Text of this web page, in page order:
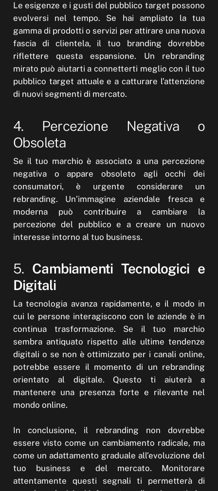
Le esigenze e i gusti del pubblico target possono
evolversi nel tempo. Se hai ampliato la tua
gamma di prodotti o servizi per attirare una nuova
fascia di clientela, il tuo branding dovrebbe
riflettere questa espansione. Un rebranding
mirato può aiutarti a connetterti meglio con il tuo
pubblico target attuale e a catturare l’attenzione
di nuovi segmenti di mercato.
4. Percezione Negativa o
Obsoleta
Se il tuo marchio è associato a una percezione
negativa o appare obsoleto agli occhi dei
consumatori, è urgente considerare un
rebranding. Un’immagine aziendale fresca e
moderna può contribuire a cambiare la
percezione del pubblico e a creare un nuovo
interesse intorno al tuo business.
5. Cambiamenti Tecnologici e
Digitali
La tecnologia avanza rapidamente, e il modo in
cui le persone interagiscono con le aziende è in
continua trasformazione. Se il tuo marchio
sembra antiquato rispetto alle ultime tendenze
digitali o se non è ottimizzato per i canali online,
potrebbe essere il momento di un rebranding
orientato al digitale. Questo ti aiuterà a
mantenere una presenza forte e rilevante nel
mondo online.
In conclusione, il rebranding non dovrebbe
essere visto come un cambiamento radicale, ma
come un adattamento graduale all’evoluzione del
tuo business e del mercato. Monitorare
attentamente questi segnali ti permetterà di